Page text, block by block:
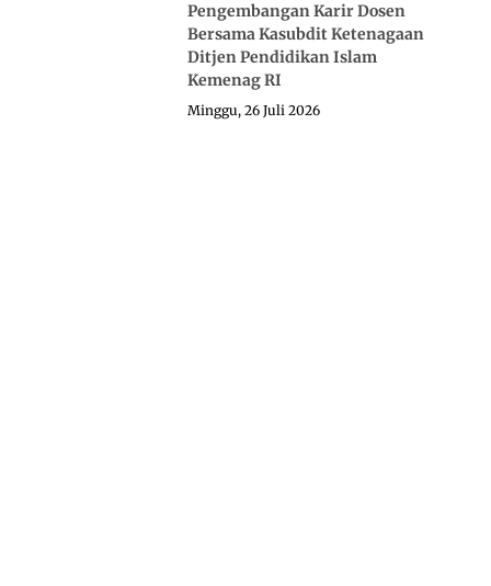
Pengembangan Karir Dosen
Bersama Kasubdit Ketenagaan
Ditjen Pendidikan Islam
Kemenag RI
Minggu, 26 Juli 2026